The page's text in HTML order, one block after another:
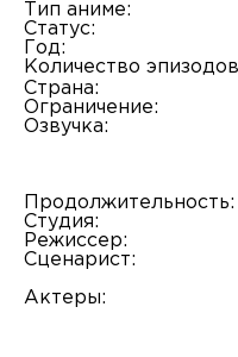
Тип аниме:
Статус:
Год:
Количество
Страна:
Ограничение:
Озвучка:
Продолжительность:
Студия:
Режиссер:
Сценарист:
Актеры: